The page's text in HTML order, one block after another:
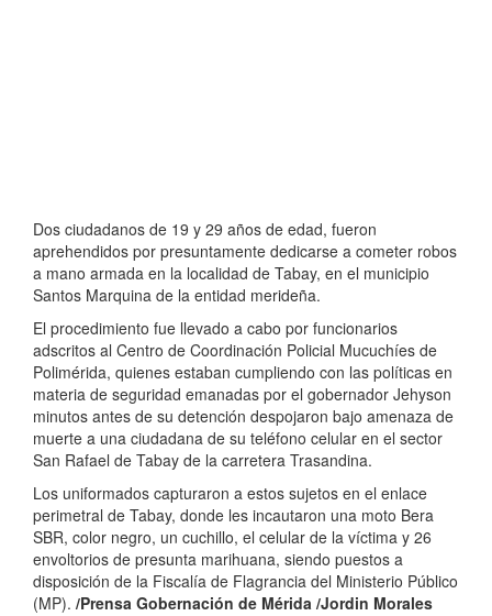
Dos ciudadanos de 19 y 29 años de edad, fueron
aprehendidos por presuntamente dedicarse a cometer robos
a mano armada en la localidad de Tabay, en el municipio
Santos Marquina de la entidad merideña.
El procedimiento fue llevado a cabo por funcionarios
adscritos al Centro de Coordinación Policial Mucuchíes de
Polimérida, quienes estaban cumpliendo con las políticas en
materia de seguridad emanadas por el gobernador Jehyson
minutos antes de su detención despojaron bajo amenaza de
muerte a una ciudadana de su teléfono celular en el sector
San Rafael de Tabay de la carretera Trasandina.
Los uniformados capturaron a estos sujetos en el enlace
perimetral de Tabay, donde les incautaron una moto Bera
SBR, color negro, un cuchillo, el celular de la víctima y 26
envoltorios de presunta marihuana, siendo puestos a
disposición de la Fiscalía de Flagrancia del Ministerio Público
(MP). /Prensa Gobernación de Mérida /Jordin Morales